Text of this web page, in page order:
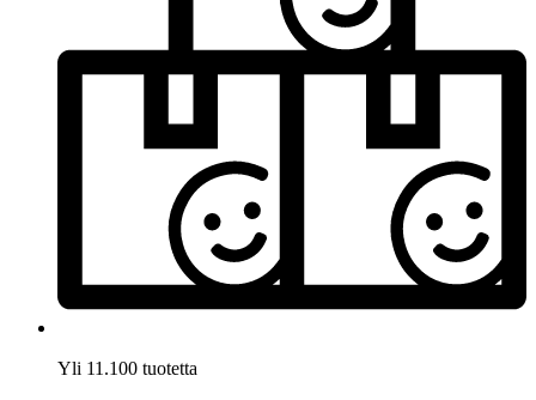
Yli 11.100 tuotetta